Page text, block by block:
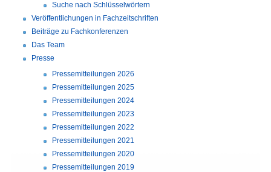
Suche nach Schlüsselwörtern
Veröffentlichungen in Fachzeitschriften
Beiträge zu Fachkonferenzen
Das Team
Presse
Pressemitteilungen 2026
Pressemitteilungen 2025
Pressemitteilungen 2024
Pressemitteilungen 2023
Pressemitteilungen 2022
Pressemitteilungen 2021
Pressemitteilungen 2020
Pressemitteilungen 2019